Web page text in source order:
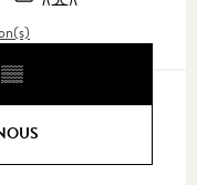
▒▒